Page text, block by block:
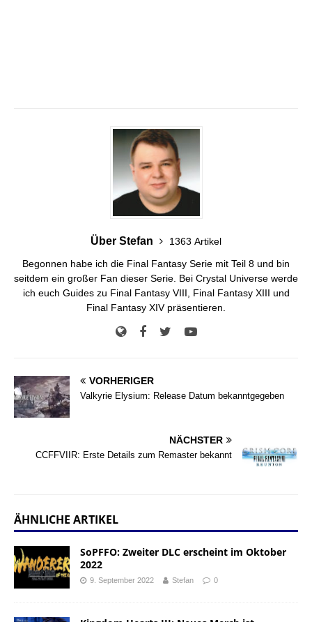
Über Stefan
1363 Artikel
Begonnen habe ich die Final Fantasy Serie mit Teil 8 und bin
seitdem ein großer Fan dieser Serie. Bei Crystal Universe werde
ich euch Guides zu Final Fantasy VIII, Final Fantasy XIII und
Final Fantasy XIV präsentieren.
VORHERIGER
Valkyrie Elysium: Release Datum bekanntgegeben
NÄCHSTER
CCFFVIIR: Erste Details zum Remaster bekannt
ÄHNLICHE ARTIKEL
SoPFFO: Zweiter DLC erscheint im Oktober
2022
9. September 2022 Stefan 0